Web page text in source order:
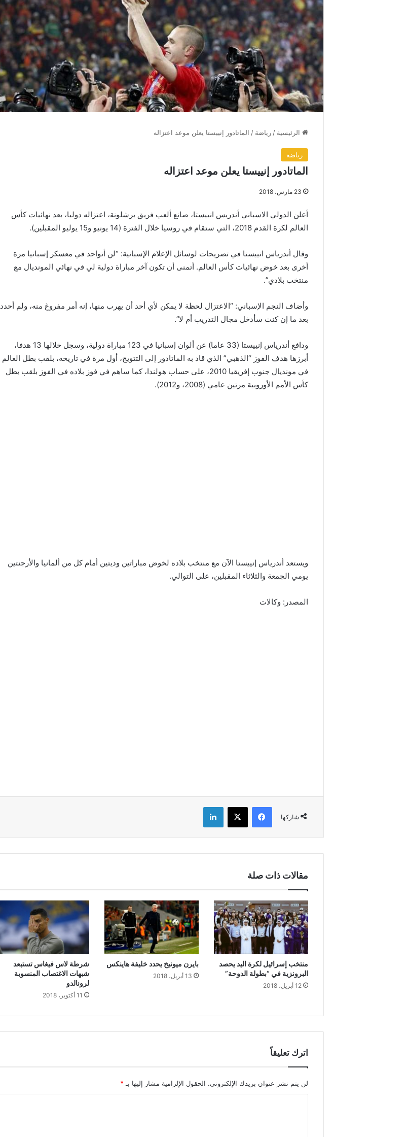
الرئيسية / رياضة / الماتادور إنييستا يعلن موعد اعتزاله
رياضة
الماتادور إنييستا يعلن موعد اعتزاله
23 مارس، 2018
أعلن الدولي الاسباني أندريس انييستا، صانع ألعب فريق برشلونة، اعتزاله دوليا، بعد نهائيات كأس
العالم لكرة القدم 2018، التي ستقام في روسيا خلال الفترة (14 يونيو و15 يوليو المقبلين).
وقال أندرياس انييستا في تصريحات لوسائل الإعلام الإسبانية: “لن أتواجد في معسكر إسبانيا مرة
أخرى بعد خوض نهائيات كأس العالم. أتمنى أن تكون آخر مباراة دولية لي في نهائي المونديال مع
منتخب بلادي”.
وأضاف النجم الإسباني: “الاعتزال لحظة لا يمكن لأي أحد أن يهرب منها، إنه أمر مفروغ منه، ولم أحدد
بعد ما إن كنت سأدخل مجال التدريب أم لا”.
ودافع أندرياس إنييستا (33 عاما) عن ألوان إسبانيا في 123 مباراة دولية، وسجل خلالها 13 هدفا،
أبرزها هدف الفوز “الذهبي” الذي قاد به الماتادور إلى التتويج، أول مرة في تاريخه، بلقب بطل العالم
في مونديال جنوب إفريقيا 2010، على حساب هولندا، كما ساهم في فوز بلاده في الفوز بلقب بطل
كأس الأمم الأوروبية مرتين عامي (2008، و2012).
ويستعد أندرياس إنييستا الآن مع منتخب بلاده لخوض مباراتين وديتين أمام كل من ألمانيا والأرجنتين
يومي الجمعة والثلاثاء المقبلين، على التوالي.
المصدر: وكالات
شاركها
فيسبوك X لينكدإن
مقالات ذات صلة
منتخب إسرائيل لكرة اليد يحصد
البرونزية في “بطولة الدوحة”
12 أبريل، 2018
بايرن ميونيخ يحدد خليفة هاينكس
13 أبريل، 2018
شرطة لاس فيغاس تستبعد
شبهات الاغتصاب المنسوبة
لرونالدو
11 أكتوبر، 2018
اترك تعليقاً
لن يتم نشر عنوان بريدك الإلكتروني. الحقول الإلزامية مشار إليها بـ*